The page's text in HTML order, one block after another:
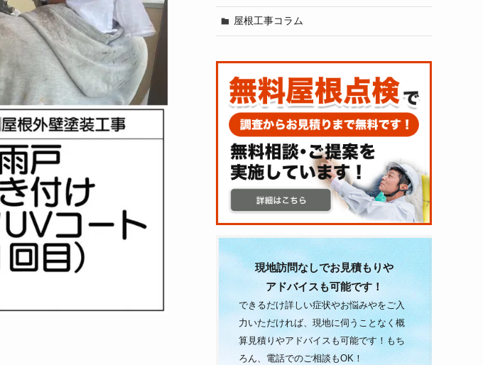
屋根工事コラム
現地訪問なしでお見積もりや
アドバイスも可能です！
できるだけ詳しい症状やお悩みやをご入
力いただければ、現地に伺うことなく概
算見積りやアドバイスも可能です！もち
ろん、電話でのご相談もOK！